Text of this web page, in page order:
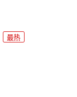
最热